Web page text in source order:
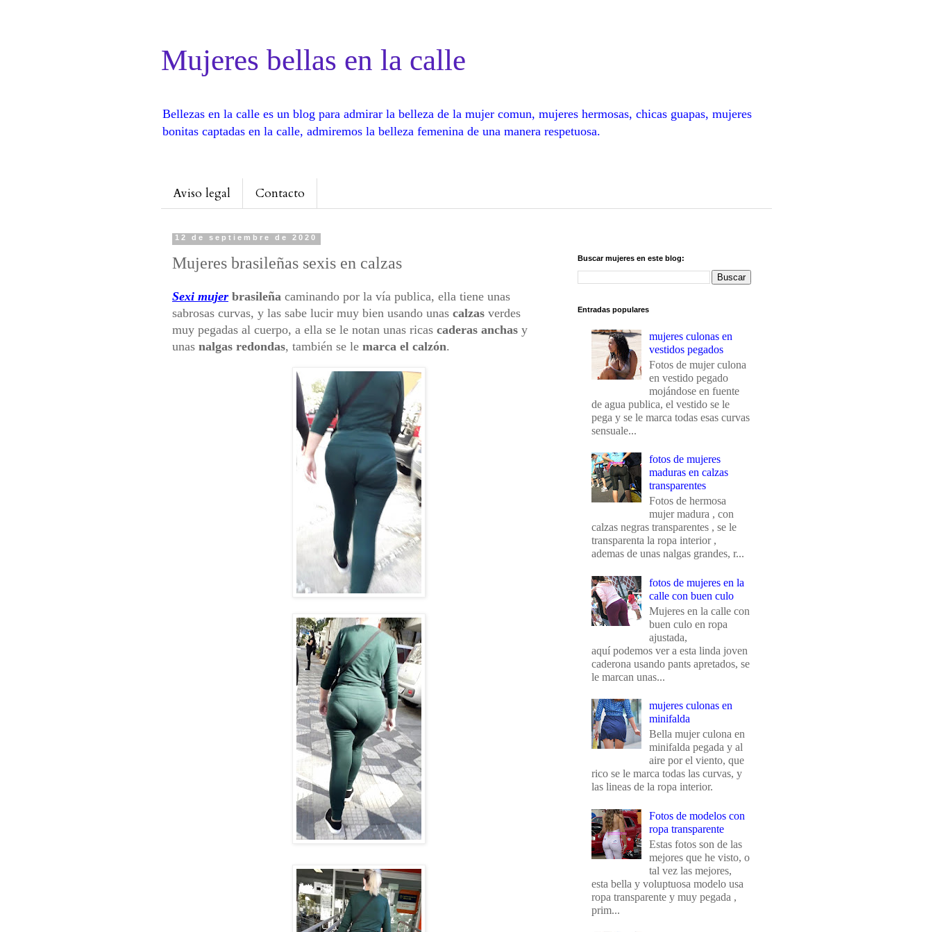
Mujeres bellas en la calle
Bellezas en la calle es un blog para admirar la belleza de la mujer comun, mujeres hermosas, chicas guapas, mujeres
bonitas captadas en la calle, admiremos la belleza femenina de una manera respetuosa.
Aviso legal Contacto
12 de septiembre de 2020
Mujeres brasileñas sexis en calzas
Sexi mujer brasileña caminando por la vía publica, ella tiene unas
sabrosas curvas, y las sabe lucir muy bien usando unas calzas verdes
muy pegadas al cuerpo, a ella se le notan unas ricas caderas anchas y
unas nalgas redondas, también se le marca el calzón.
Buscar mujeres en este blog:
Entradas populares
mujeres culonas en
vestidos pegados
Fotos de mujer culona
en vestido pegado
mojándose en fuente
de agua publica, el vestido se le
pega y se le marca todas esas curvas
sensuale...
fotos de mujeres
maduras en calzas
transparentes
Fotos de hermosa
mujer madura , con
calzas negras transparentes , se le
transparenta la ropa interior ,
ademas de unas nalgas grandes, r...
fotos de mujeres en la
calle con buen culo
Mujeres en la calle con
buen culo en ropa
ajustada,
aquí podemos ver a esta linda joven
caderona usando pants apretados, se
le marcan unas...
mujeres culonas en
minifalda
Bella mujer culona en
minifalda pegada y al
aire por el viento, que
rico se le marca todas las curvas, y
las lineas de la ropa interior.
Fotos de modelos con
ropa transparente
Estas fotos son de las
mejores que he visto, o
tal vez las mejores,
esta bella y voluptuosa modelo usa
ropa transparente y muy pegada ,
prim...